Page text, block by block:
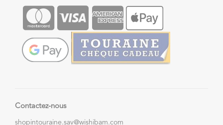
Contactez-nous
shopintouraine.sav@wishibam.com